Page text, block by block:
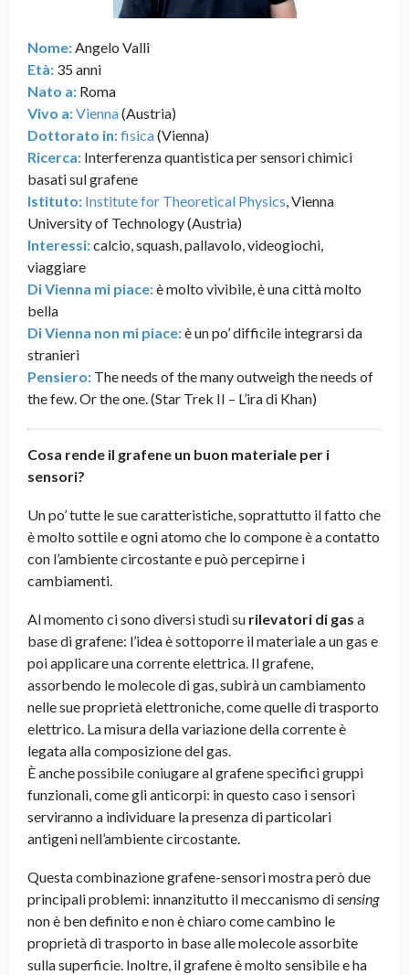
Nome:Angelo Valli
Età: 35 anni
Nato a: Roma
Vivo a:Vienna(Austria)
Dottorato in:fisica(Vienna)
Ricerca: Interferenza quantistica per sensori chimici
basati sul grafene
Istituto: Institute for Theoretical Physics, Vienna
University of Technology (Austria)
Interessi:calcio, squash, pallavolo, videogiochi,
viaggiare
Di Vienna mi piace:è molto vivibile, è una città molto
bella
Di Vienna non mi piace:è un po’ difficile integrarsi da
stranieri
Pensiero: The needs of the many outweigh the needs of
the few. Or the one. (Star Trek II – L’ira di Khan)
Cosa rende il grafene un buon materiale per i
sensori?
Un po’ tutte le sue caratteristiche, soprattutto il fatto che
è molto sottile e ogni atomo che lo compone è a contatto
con l’ambiente circostante e può percepirne i
cambiamenti.
Al momento ci sono diversi studi su rilevatori di gas a
base di grafene: l’idea è sottoporre il materiale a un gas e
poi applicare una corrente elettrica. Il grafene,
assorbendo le molecole di gas, subirà un cambiamento
nelle sue proprietà elettroniche, come quelle di trasporto
elettrico. La misura della variazione della corrente è
legata alla composizione del gas.
È anche possibile coniugare al grafene specifici gruppi
funzionali, come gli anticorpi: in questo caso i sensori
serviranno a individuare la presenza di particolari
antigeni nell’ambiente circostante.
Questa combinazione grafene-sensori mostra però due
principali problemi: innanzitutto il meccanismo disensing
non è ben definito e non è chiaro come cambino le
proprietà di trasporto in base alle molecole assorbite
sulla superficie. Inoltre, il grafene è molto sensibile e ha